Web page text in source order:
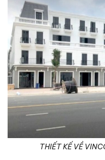
THIẾT KẾ VỀ